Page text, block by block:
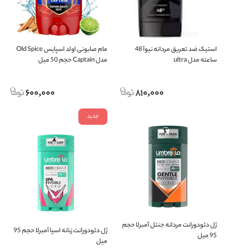
استیک ضد تعریق مردانه نیوآ 48
ساعته مدل ultra
810,000
مام صابونی اولد اسپایس Old Spice
مدل Captain حجم 50 میل
600,000
ژل دئودورانت مردانه جنتل آمبرلا حجم
95 میل
جدید
ژل دئودورانت زنانه اسپا آمبرلا حجم 95
میل